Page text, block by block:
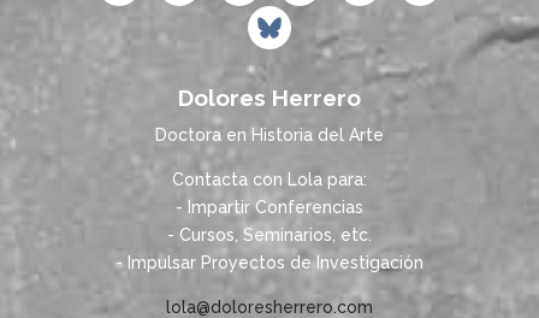
Dolores Herrero
Doctora en Historia del Arte
Contacta con Lola para:
- Impartir Conferencias
- Cursos, Seminarios, etc.
- Impulsar Proyectos de Investigación
lola@doloresherrero.com